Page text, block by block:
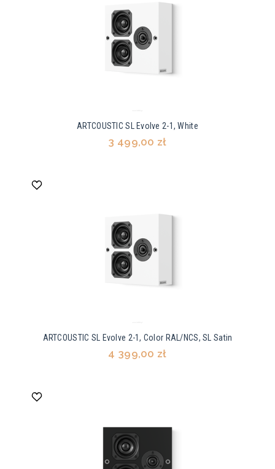
ARTCOUSTIC SL Evolve 2-1, White
3 499,00 zł
ARTCOUSTIC SL Evolve 2-1, Color RAL/NCS, SL Satin
4 399,00 zł